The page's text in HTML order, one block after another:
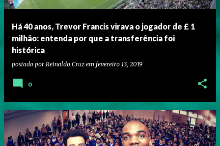
Há 40 anos, Trevor Francis virava o jogador de ‎£ 1
milhão: entenda por que a transferência foi
histórica
postado por Reinaldo Cruz em fevereiro 13, 2019
0